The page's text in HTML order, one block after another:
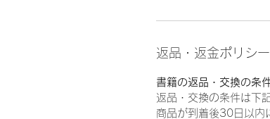
返品・返金ポリシー
書籍の返品・交換の条
返品・交換の条件は下
商品が到着後30日以内